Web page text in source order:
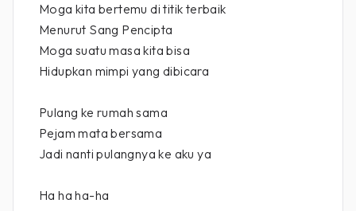
Moga kita bertemu di titik terbaik
Menurut Sang Pencipta
Moga suatu masa kita bisa
Hidupkan mimpi yang dibicara
Pulang ke rumah sama
Pejam mata bersama
Jadi nanti pulangnya ke aku ya
Ha ha ha-ha